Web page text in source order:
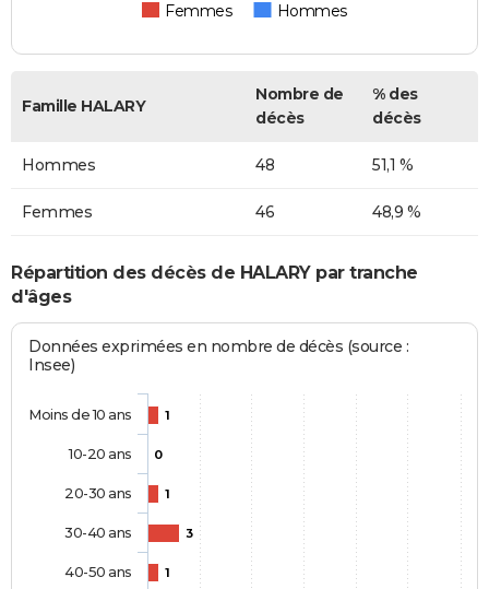
Femmes Hommes
Famille HALARY
Nombre de
décès
% des
décès
Hommes 48 51,1 %
Femmes 46 48,9 %
Répartition des décès de HALARY par tranche
d'âges
Données exprimées en nombre de décès (source :
Insee)
1
0
1
3
1
Moins de 10 ans
10-20 ans
20-30 ans
30-40 ans
40-50 ans